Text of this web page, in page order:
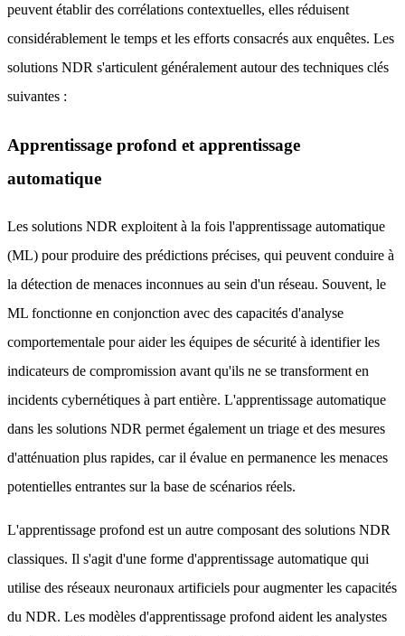
peuvent établir des corrélations contextuelles, elles réduisent
considérablement le temps et les efforts consacrés aux enquêtes. Les
solutions NDR s'articulent généralement autour des techniques clés
suivantes :
Apprentissage profond et apprentissage
automatique
Les solutions NDR exploitent à la fois l'apprentissage automatique
(ML) pour produire des prédictions précises, qui peuvent conduire à
la détection de menaces inconnues au sein d'un réseau. Souvent, le
ML fonctionne en conjonction avec des capacités d'analyse
comportementale pour aider les équipes de sécurité à identifier les
indicateurs de compromission avant qu'ils ne se transforment en
incidents cybernétiques à part entière. L'apprentissage automatique
dans les solutions NDR permet également un triage et des mesures
d'atténuation plus rapides, car il évalue en permanence les menaces
potentielles entrantes sur la base de scénarios réels.
L'apprentissage profond est un autre composant des solutions NDR
classiques. Il s'agit d'une forme d'apprentissage automatique qui
utilise des réseaux neuronaux artificiels pour augmenter les capacités
du NDR. Les modèles d'apprentissage profond aident les analystes